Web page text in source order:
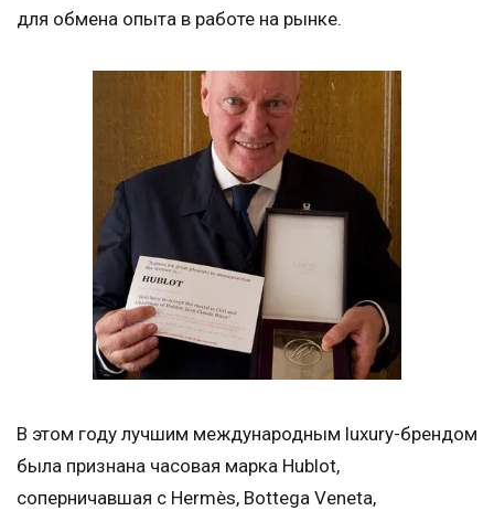
для обмена опыта в работе на рынке.
В этом году лучшим международным luxury-брендом
была признана часовая марка Hublot,
соперничавшая с Hermès, Bottega Veneta,